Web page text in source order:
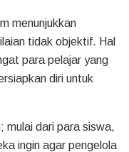
menunjukkan
tidak objektif. Hal
para pelajar yang
diri untuk
mulai dari para siswa,
ingin agar pengelola